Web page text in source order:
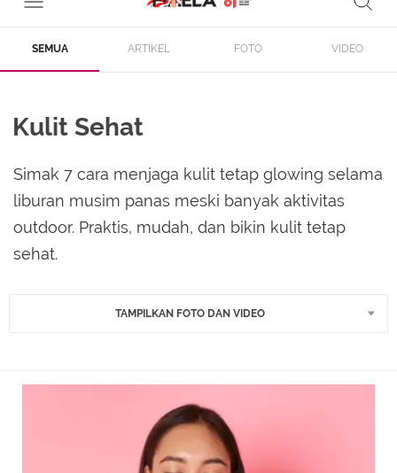
SEMUA ARTIKEL FOTO VIDEO
Kulit Sehat
Simak 7 cara menjaga kulit tetap glowing selama
liburan musim panas meski banyak aktivitas
outdoor. Praktis, mudah, dan bikin kulit tetap
sehat.
TAMPILKAN FOTO DAN VIDEO